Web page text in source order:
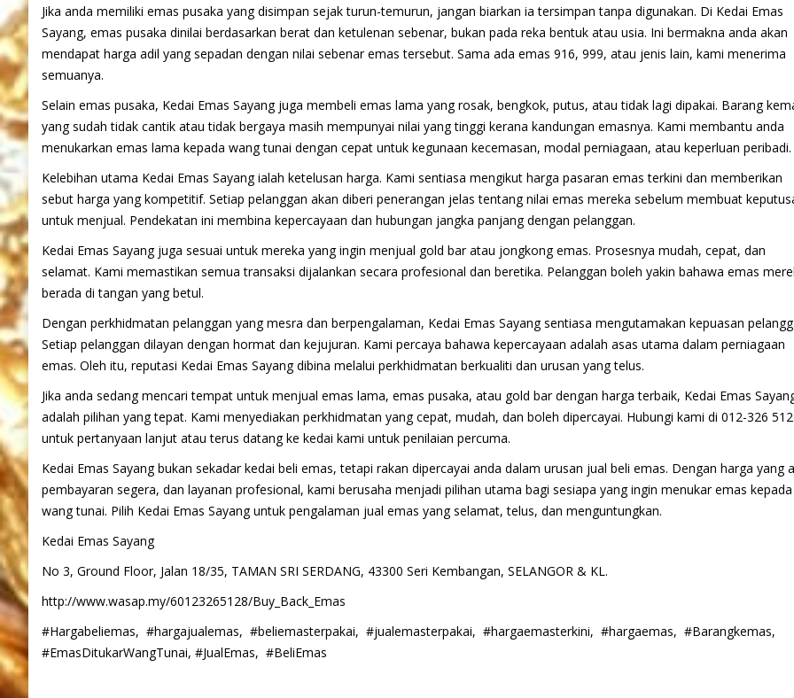
Jika anda memiliki emas pusaka yang disimpan sejak turun-temurun, jangan biarkan ia tersimpan tanpa digunakan. Di Kedai Emas
Sayang, emas pusaka dinilai berdasarkan berat dan ketulenan sebenar, bukan pada reka bentuk atau usia. Ini bermakna anda akan
mendapat harga adil yang sepadan dengan nilai sebenar emas tersebut. Sama ada emas 916, 999, atau jenis lain, kami menerima
semuanya.
Selain emas pusaka, Kedai Emas Sayang juga membeli emas lama yang rosak, bengkok, putus, atau tidak lagi dipakai. Barang
yang sudah tidak cantik atau tidak bergaya masih mempunyai nilai yang tinggi kerana kandungan emasnya. Kami membantu anda
menukarkan emas lama kepada wang tunai dengan cepat untuk kegunaan kecemasan, modal perniagaan, atau keperluan peribadi.
Kelebihan utama Kedai Emas Sayang ialah ketelusan harga. Kami sentiasa mengikut harga pasaran emas terkini dan memberikan
sebut harga yang kompetitif. Setiap pelanggan akan diberi penerangan jelas tentang nilai emas mereka sebelum membuat
untuk menjual. Pendekatan ini membina kepercayaan dan hubungan jangka panjang dengan pelanggan.
Kedai Emas Sayang juga sesuai untuk mereka yang ingin menjual gold bar atau jongkong emas. Prosesnya mudah, cepat, dan
selamat. Kami memastikan semua transaksi dijalankan secara profesional dan beretika. Pelanggan boleh yakin bahawa emas
berada di tangan yang betul.
Dengan perkhidmatan pelanggan yang mesra dan berpengalaman, Kedai Emas Sayang sentiasa mengutamakan kepuasan
Setiap pelanggan dilayan dengan hormat dan kejujuran. Kami percaya bahawa kepercayaan adalah asas utama dalam perniagaan
emas. Oleh itu, reputasi Kedai Emas Sayang dibina melalui perkhidmatan berkualiti dan urusan yang telus.
Jika anda sedang mencari tempat untuk menjual emas lama, emas pusaka, atau gold bar dengan harga terbaik, Kedai Emas
adalah pilihan yang tepat. Kami menyediakan perkhidmatan yang cepat, mudah, dan boleh dipercayai. Hubungi kami di 012-326
untuk pertanyaan lanjut atau terus datang ke kedai kami untuk penilaian percuma.
Kedai Emas Sayang bukan sekadar kedai beli emas, tetapi rakan dipercayai anda dalam urusan jual beli emas. Dengan harga yang
pembayaran segera, dan layanan profesional, kami berusaha menjadi pilihan utama bagi sesiapa yang ingin menukar emas kepada
wang tunai. Pilih Kedai Emas Sayang untuk pengalaman jual emas yang selamat, telus, dan menguntungkan.
Kedai Emas Sayang
No 3, Ground Floor, Jalan 18/35, TAMAN SRI SERDANG, 43300 Seri Kembangan, SELANGOR & KL.
http://www.wasap.my/60123265128/Buy_Back_Emas
#Hargabeliemas, #hargajualemas, #beliemasterpakai, #jualemasterpakai, #hargaemasterkini, #hargaemas, #Barangkemas,
#EmasDitukarWangTunai, #JualEmas, #BeliEmas